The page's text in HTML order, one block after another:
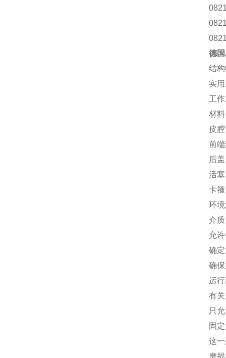
德
结
实
工
材料
皮
前
后
活
卡
环
介
允
确
确
运
有
只
固
这
磨